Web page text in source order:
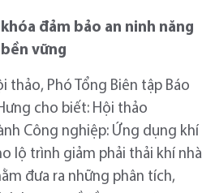
đảm bảo an ninh năng
vững
thảo, Phó Tổng Biên tập Báo
cho biết: Hội thảo
Công nghiệp: Ứng dụng khí
lộ trình giảm phải thải khí nhà
đưa ra những phân tích,